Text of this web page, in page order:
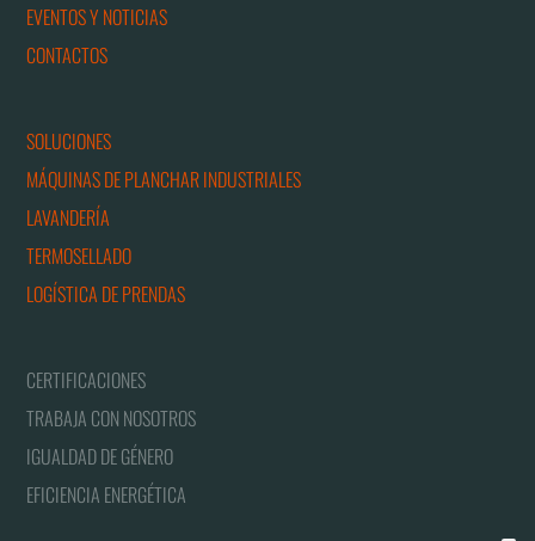
EVENTOS Y NOTICIAS
CONTACTOS
SOLUCIONES
MÁQUINAS DE PLANCHAR INDUSTRIALES
LAVANDERÍA
TERMOSELLADO
LOGÍSTICA DE PRENDAS
CERTIFICACIONES
TRABAJA CON NOSOTROS
IGUALDAD DE GÉNERO
EFICIENCIA ENERGÉTICA